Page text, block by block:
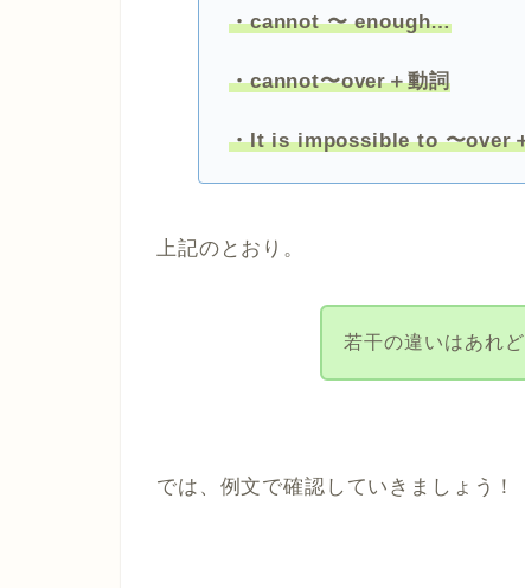
・cannot 〜 enough…
・cannot〜over＋動詞
・It is impossible to 〜over
上記のとおり。
若干の違いはあれ
では、例文で確認していきましょう！